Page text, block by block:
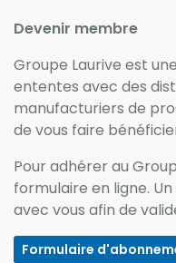
Devenir membre
Groupe Laurive est
ententes avec des
manufacturiers de
de vous faire
Pour adhérer au
formulaire en ligne.
avec vous afin de
Formulaire